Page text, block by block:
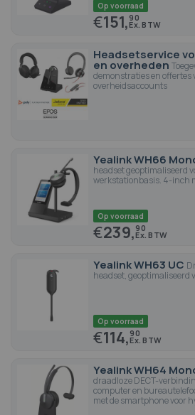
Op voorraad
€151,90
Headsetservice
en overheden
demonstraties en offertes
overheidsaccounts
Yealink WH66
headset geoptimaliseerd
werkstationbasis. 4-inch
Op voorraad
€239,90
Yealink WH63 UC
headset, geoptimaliseerd
Op voorraad
€114,90
Yealink WH64
draadloze DECT-
computer en
met de smartphone voor